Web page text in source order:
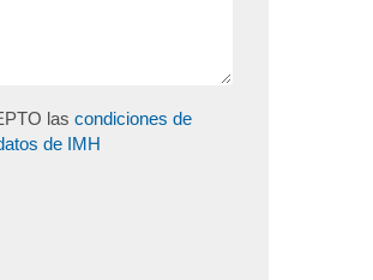
las condiciones de
de IMH